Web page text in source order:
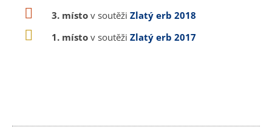
3. místo v soutěži Zlatý erb 2018
1. místo v soutěži Zlatý erb 2017